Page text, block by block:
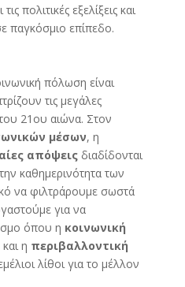
πολιτικές εξελίξεις και
παγκόσμιο επίπεδο.
πόλωση είναι
τις μεγάλες
του 21ου αιώνα. Στον
μέσων, η
απόψειςδιαδίδονται
καθημερινότητα των
να φιλτράρουμε σωστά
για να
όπου η κοινωνική
και η περιβαλλοντική
λίθοι για το μέλλον